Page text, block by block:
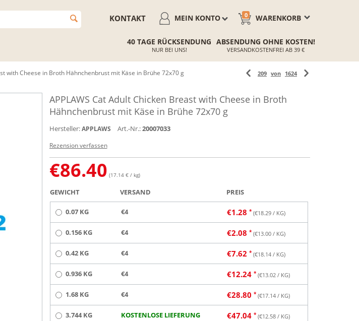
WARENKORB
0
MEIN KONTO
KONTAKT
40 TAGE RÜCKSENDUNG
NUR BEI UNS!
ABSENDUNG OHNE KOSTEN!
VERSANDKOSTENFREI AB 39 €
with Cheese in Broth Hähnchenbrust mit Käse in Brühe 72x70 g 209 von 1624
APPLAWS Cat Adult Chicken Breast with Cheese in Broth
Hähnchenbrust mit Käse in Brühe 72x70 g
Hersteller: APPLAWS Art.-Nr.:20007033
Rezension verfassen
€86.40 (17.14 € / kg)
GEWICHT VERSAND PREIS
0.07 KG €4 €1.28 (€18.29/ KG)
0.156 KG €4 €2.08 (€13.00/ KG)
0.42 KG €4 €7.62 (€18.14/ KG)
0.936 KG €4 €12.24 (€13.02/ KG)
1.68 KG €4 €28.80 (€17.14/ KG)
3.744 KG KOSTENLOSE LIEFERUNG €47.04 (€12.58/ KG)